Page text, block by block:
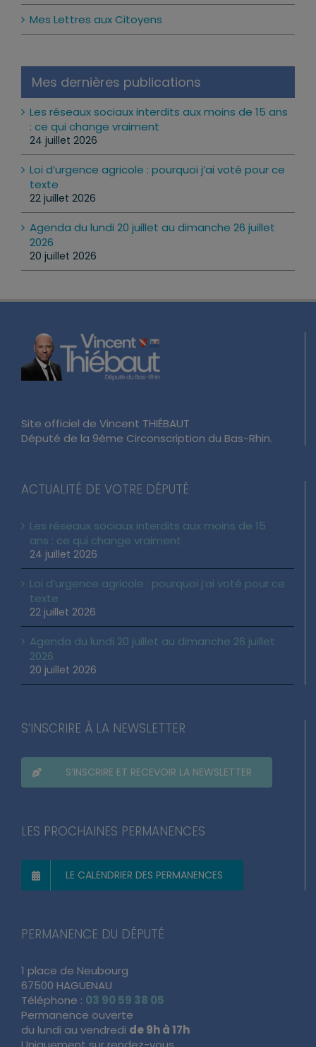
Mes Lettres aux Citoyens
Mes dernières publications
Les réseaux sociaux interdits aux moins de 15 ans
: ce qui change vraiment
24 juillet 2026
Loi d’urgence agricole : pourquoi j’ai voté pour ce
texte
22 juillet 2026
Agenda du lundi 20 juillet au dimanche 26 juillet
2026
20 juillet 2026
Site officiel de Vincent THIÉBAUT
Député de la 9ème Circonscription du Bas-Rhin.
ACTUALITÉ DE VOTRE DÉPUTÉ
Les réseaux sociaux interdits aux moins de 15
ans : ce qui change vraiment
24 juillet 2026
Loi d’urgence agricole : pourquoi j’ai voté pour ce
texte
22 juillet 2026
Agenda du lundi 20 juillet au dimanche 26 juillet
2026
20 juillet 2026
S’INSCRIRE À LA NEWSLETTER
S’INSCRIRE ET RECEVOIR LA NEWSLETTER
LES PROCHAINES PERMANENCES
LE CALENDRIER DES PERMANENCES
PERMANENCE DU DÉPUTÉ
1 place de Neubourg
67500 HAGUENAU
Téléphone : 03 90 59 38 05
Permanence ouverte
du lundi au vendredi de 9h à 17h